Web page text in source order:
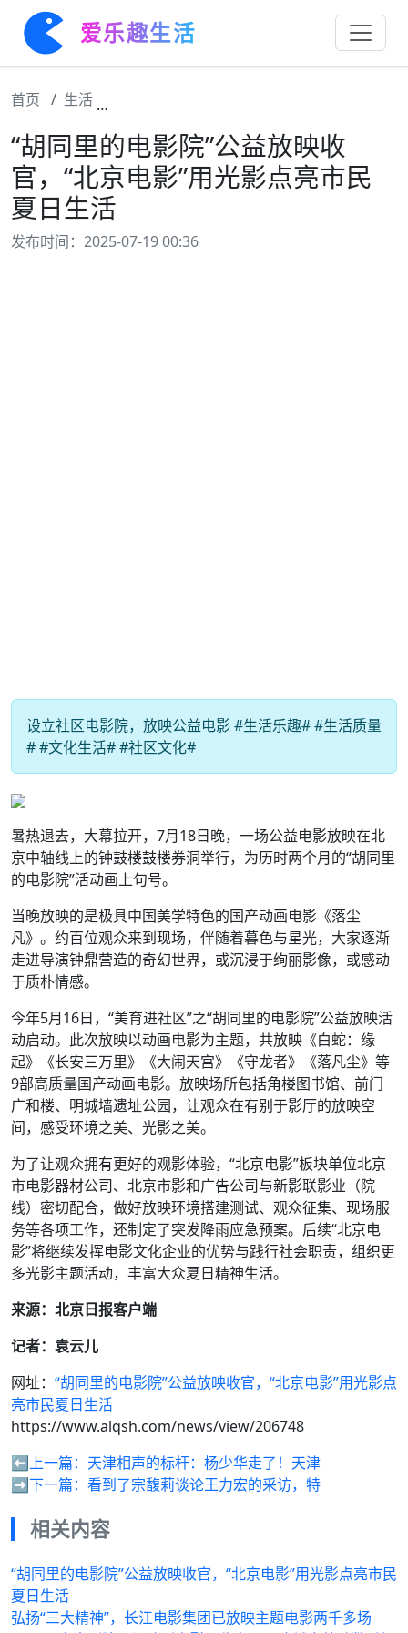
爱乐趣生活
首页 生活
“胡同里的电影院”公益放映收
官，“北京电影”用光影点亮市民
夏日生活
发布时间：2025-07-19 00:36
设立社区电影院，放映公益电影 #生活乐趣# #生活质量
# #文化生活# #社区文化#
暑热退去，大幕拉开，7月18日晚，一场公益电影放映在北
京中轴线上的钟鼓楼鼓楼券洞举行，为历时两个月的“胡同里
的电影院”活动画上句号。
当晚放映的是极具中国美学特色的国产动画电影《落尘
凡》。约百位观众来到现场，伴随着暮色与星光，大家逐渐
走进导演钟鼎营造的奇幻世界，或沉浸于绚丽影像，或感动
于质朴情感。
今年5月16日，“美育进社区”之“胡同里的电影院”公益放映活
动启动。此次放映以动画电影为主题，共放映《白蛇：缘
起》《长安三万里》《大闹天宫》《守龙者》《落凡尘》等
9部高质量国产动画电影。放映场所包括角楼图书馆、前门
广和楼、明城墙遗址公园，让观众在有别于影厅的放映空
间，感受环境之美、光影之美。
为了让观众拥有更好的观影体验，“北京电影”板块单位北京
市电影器材公司、北京市影和广告公司与新影联影业（院
线）密切配合，做好放映环境搭建测试、观众征集、现场服
务等各项工作，还制定了突发降雨应急预案。后续“北京电
影”将继续发挥电影文化企业的优势与践行社会职责，组织更
多光影主题活动，丰富大众夏日精神生活。
来源：北京日报客户端
记者：袁云儿
网址： “胡同里的电影院”公益放映收官，“北京电影”用光影点
亮市民夏日生活
https://www.alqsh.com/news/view/206748
⬅️上一篇： 天津相声的标杆：杨少华走了！天津
➡️下一篇： 看到了宗馥莉谈论王力宏的采访，特
相关内容
“胡同里的电影院”公益放映收官，“北京电影”用光影点亮市民
夏日生活
弘扬“三大精神”，长江电影集团已放映主题电影两千多场